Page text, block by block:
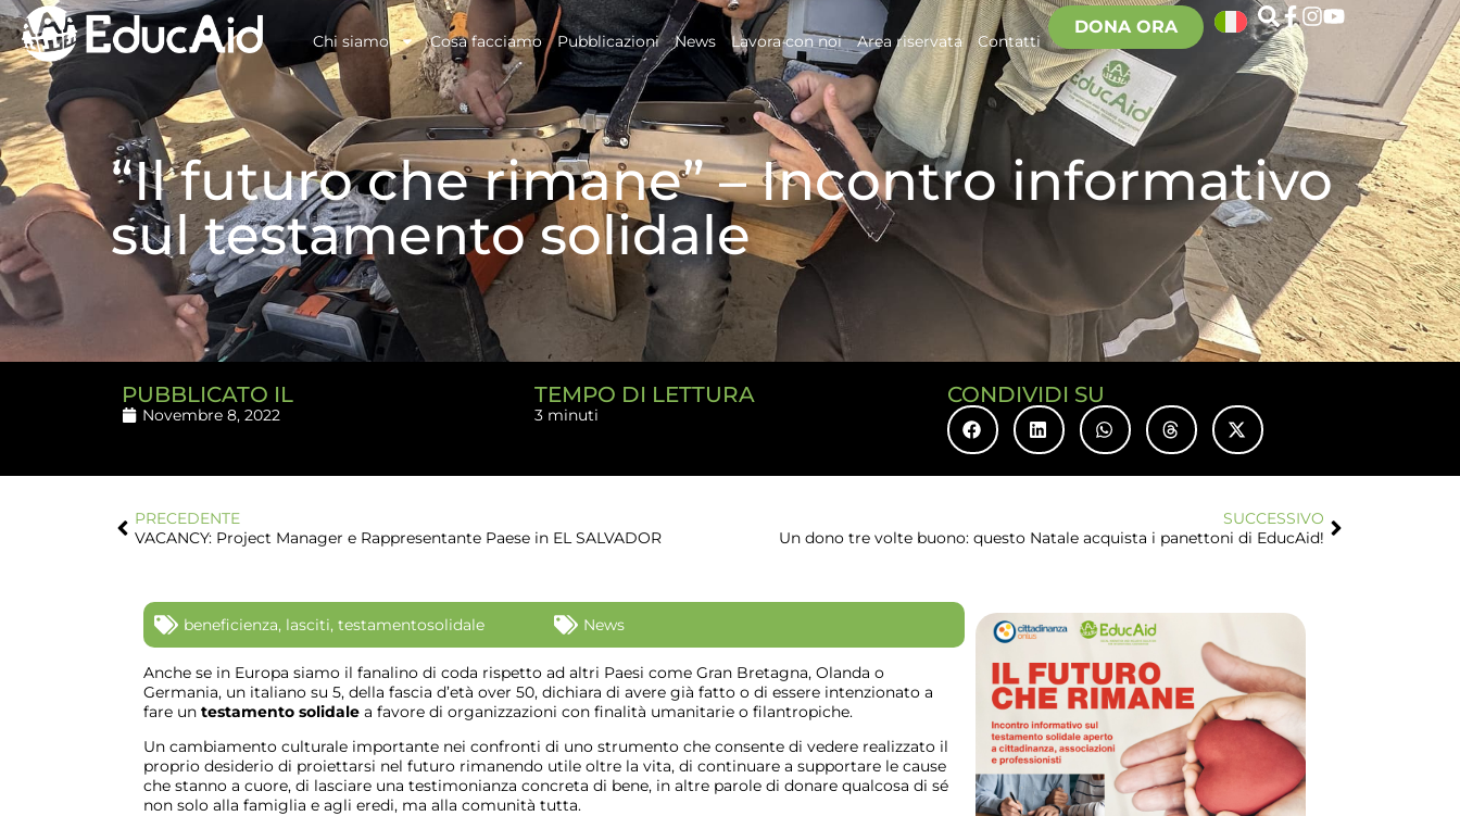
Chi siamo Cosa facciamo Pubblicazioni News Lavora con noi Area riservata Contatti
DONA ORA
“Il futuro che rimane” – Incontro informativo
sul testamento solidale
PUBBLICATO IL
Novembre 8, 2022
TEMPO DI LETTURA
3 minuti
CONDIVIDI SU
PRECEDENTE
VACANCY: Project Manager e Rappresentante Paese in EL SALVADOR
SUCCESSIVO
Un dono tre volte buono: questo Natale acquista i panettoni di EducAid!
beneficienza, lasciti, testamentosolidale News
Anche se in Europa siamo il fanalino di coda rispetto ad altri Paesi come Gran Bretagna, Olanda o
Germania, un italiano su 5, della fascia d’età over 50, dichiara di avere già fatto o di essere intenzionato a
fare un testamento solidale a favore di organizzazioni con finalità umanitarie o filantropiche.
Un cambiamento culturale importante nei confronti di uno strumento che consente di vedere realizzato il
proprio desiderio di proiettarsi nel futuro rimanendo utile oltre la vita, di continuare a supportare le cause
che stanno a cuore, di lasciare una testimonianza concreta di bene, in altre parole di donare qualcosa di sé
non solo alla famiglia e agli eredi, ma alla comunità tutta.